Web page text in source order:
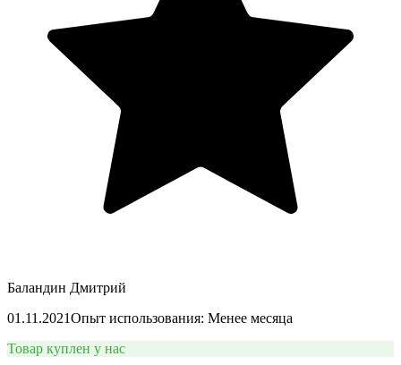
Баландин Дмитрий
01.11.2021Опыт использования: Менее месяца
Товар куплен у нас